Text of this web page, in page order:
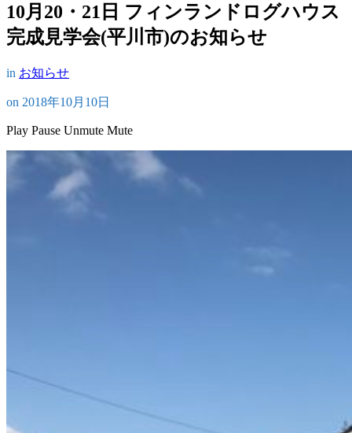
10月20・21日 フィンランドログハウス
完成見学会(平川市)のお知らせ
in お知らせ
on 2018年10月10日
Play Pause Unmute Mute